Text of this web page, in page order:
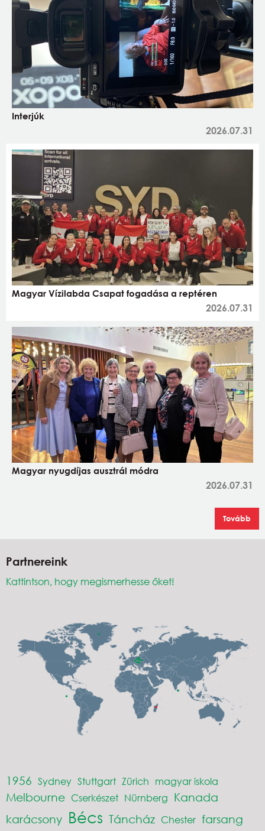
Interjúk
2026.07.31
Magyar Vízilabda Csapat fogadása a reptéren
2026.07.31
Magyar nyugdíjas ausztrál módra
2026.07.31
Tovább
Partnereink
Kattintson, hogy megismerhesse őket!
1956 Sydney Stuttgart Zürich magyar iskola
Melbourne Cserkészet Nürnberg Kanada
karácsony Bécs Táncház Chester farsang